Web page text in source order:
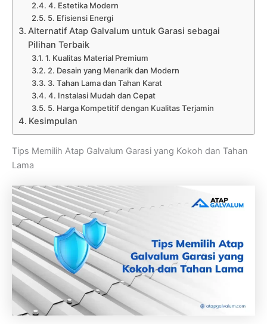
4. Estetika Modern
5. Efisiensi Energi
Alternatif Atap Galvalum untuk Garasi sebagai
Pilihan Terbaik
1. Kualitas Material Premium
2. Desain yang Menarik dan Modern
3. Tahan Lama dan Tahan Karat
4. Instalasi Mudah dan Cepat
5. Harga Kompetitif dengan Kualitas Terjamin
Kesimpulan
Tips Memilih Atap Galvalum Garasi yang Kokoh dan Tahan
Lama